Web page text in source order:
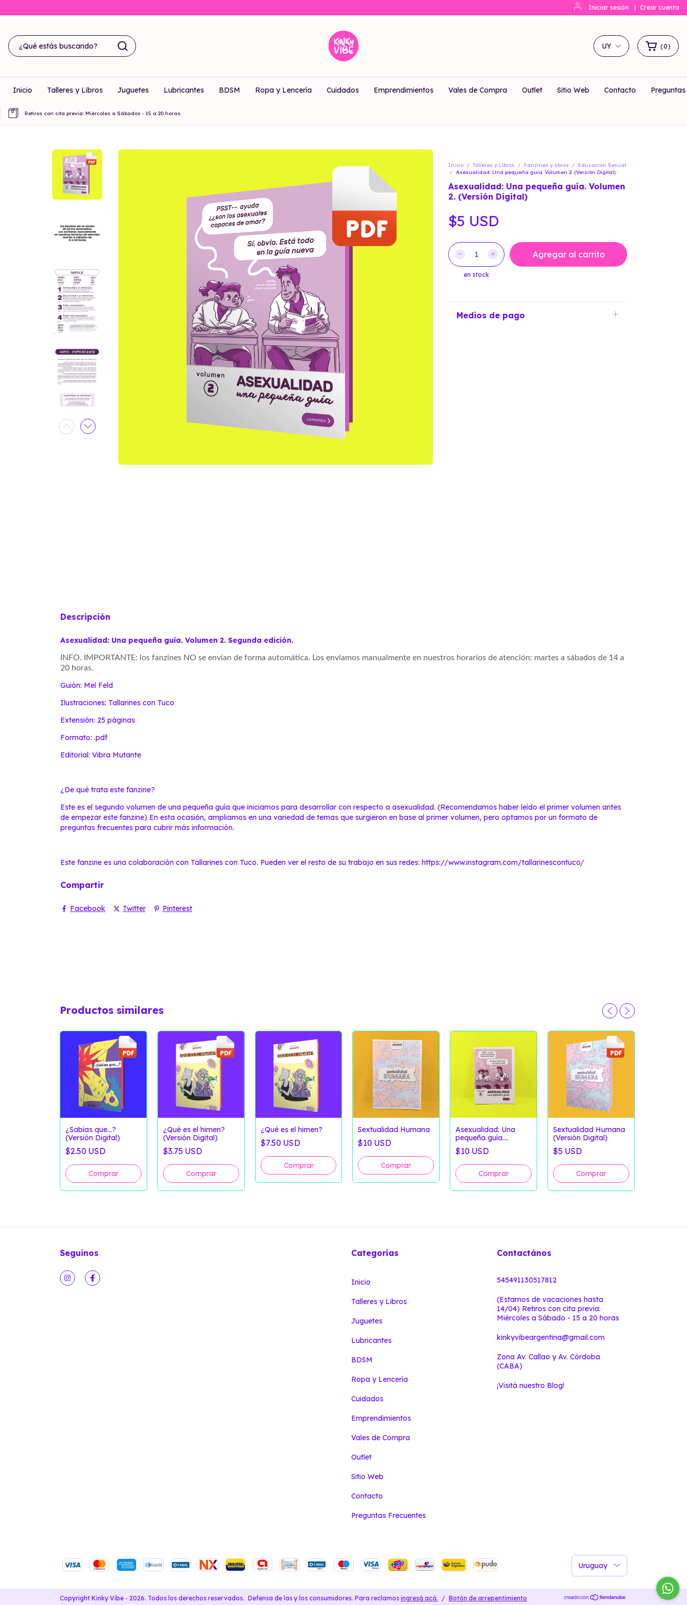
Iniciar sesión Crear cuenta
UY (0)
Inicio Talleres y Libros Juguetes Lubricantes BDSM Ropa y Lencería Cuidados Emprendimientos Vales de Compra Outlet Sitio Web Contacto
Retiros con cita previa: Miércoles a Sábados - 15 a 20 horas.
Inicio / Talleres y Libros / Fanzines y libros /
Educación Sexual
/ Asexualidad: Una pequeña guía. Volumen 2. (Versión Digital)
Asexualidad: Una pequeña guía. Volumen
2. (Versión Digital)
$5 USD
en stock
Medios de pago
Descripción
Asexualidad: Una pequeña guía. Volumen 2. Segunda edición.
INFO. IMPORTANTE: los fanzines NO se envían de forma automática. Los enviamos manualmente en nuestros horarios de atención: martes a sábados de 14 a
20 horas.
Guión: Mel Feld
Ilustraciones: Tallarines con Tuco
Extensión: 25 páginas
Formato: .pdf
Editorial: Vibra Mutante
¿De qué trata este fanzine?
Este es el segundo volumen de una pequeña guía que iniciamos para desarrollar con respecto a asexualidad. (Recomendamos haber leído el primer volumen antes
de empezar este fanzine) En esta ocasión, ampliamos en una variedad de temas que surgieron en base al primer volumen, pero optamos por un formato de
preguntas frecuentes para cubrir más información.
Este fanzine es una colaboración con Tallarines con Tuco. Pueden ver el resto de su trabajo en sus redes: https://www.instagram.com/tallarinescontuco/
Compartir
Facebook Twitter Pinterest
Productos similares
¿Sabías que...?
(Versión Digital)
$2.50 USD
¿Qué es el himen?
(Versión Digital)
$3.75 USD
¿Qué es el himen?
$7.50 USD
Sextualidad Humana
$10 USD
Asexualidad: Una
pequeña guía.
Volumen 2
$10 USD
Sextualidad Humana
(Versión Digital)
$5 USD
Seguinos Categorías
Inicio
Talleres y Libros
Juguetes
Lubricantes
BDSM
Ropa y Lencería
Cuidados
Emprendimientos
Vales de Compra
Outlet
Sitio Web
Contacto
Preguntas Frecuentes
Contactános
545491130517812
(Estamos de vacaciones hasta
14/04) Retiros con cita previa:
Miércoles a Sábado - 15 a 20 horas
kinkyvibeargentina@gmail.com
Zona Av. Callao y Av. Córdoba
(CABA)
¡Visitá nuestro Blog!
Copyright Kinky Vibe - 2026. Todos los derechos reservados. Defensa de las y los consumidores. Para reclamos ingresá acá. / Botón de arrepentimiento